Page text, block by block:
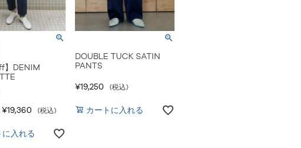
】DENIM
¥19,360 税込
に入れる
DOUBLE TUCK SATIN
PANTS
¥19,250 税込
カートに入れる